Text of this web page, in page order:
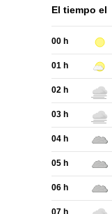
El tiempo el
00 h
01 h
02 h
03 h
04 h
05 h
06 h